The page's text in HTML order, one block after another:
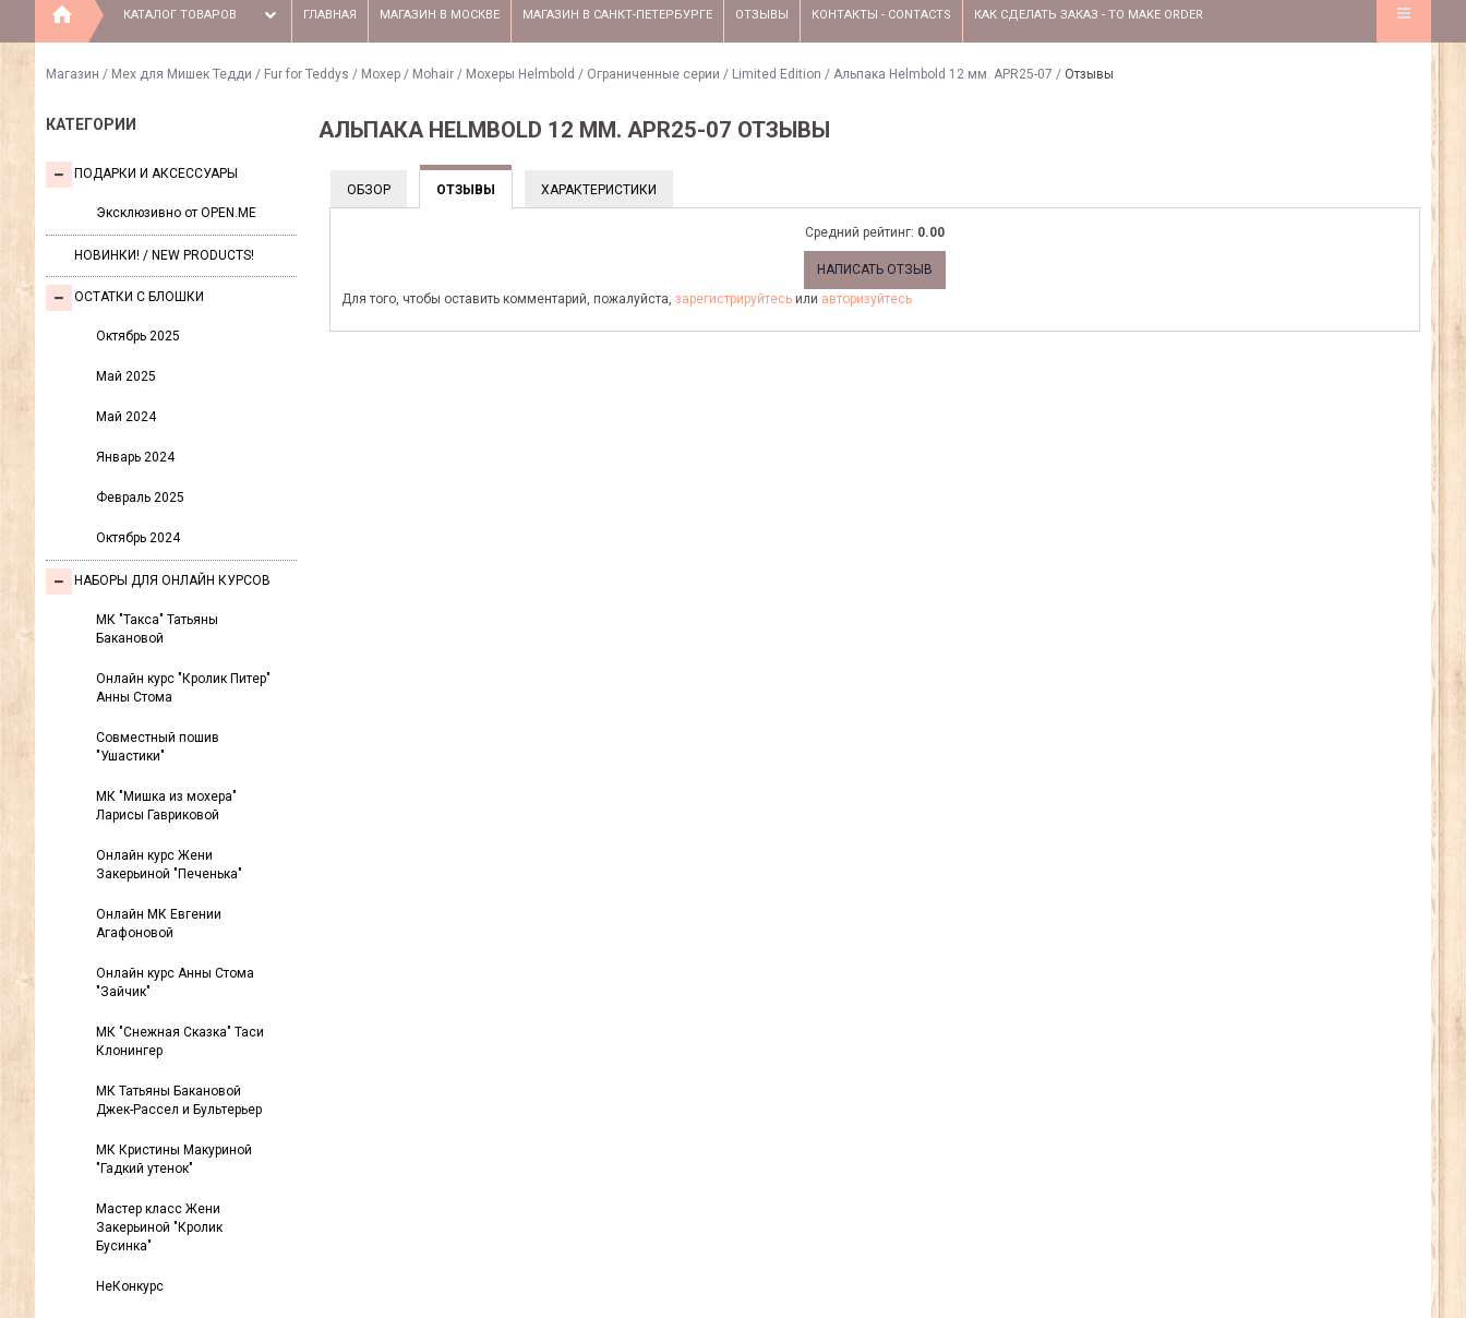
КАТАЛОГ ТОВАРОВ ГЛАВНАЯ МАГАЗИН В МОСКВЕ МАГАЗИН В САНКТ-ПЕТЕРБУРГЕ ОТЗЫВЫ КОНТАКТЫ - CONTACTS КАК СДЕЛАТЬ ЗАКАЗ - TO MAKE ORDER
Магазин / Мех для Мишек Тедди / Fur for Teddys / Моxер / Mohair / Мохеры Helmbold / Ограниченные серии / Limited Edition / Альпака Helmbold 12 мм. APR25-07 / Отзывы
КАТЕГОРИИ
ПОДАРКИ И АКСЕССУАРЫ
Эксклюзивно от OPEN.ME
НОВИНКИ! / NEW PRODUCTS!
ОСТАТКИ С БЛОШКИ
Октябрь 2025
Май 2025
Май 2024
Январь 2024
Февраль 2025
Октябрь 2024
НАБОРЫ ДЛЯ ОНЛАЙН КУРСОВ
МК "Такса" Татьяны
Бакановой
Онлайн курс "Кролик Питер"
Анны Стома
Совместный пошив
"Ушастики"
МК "Мишка из мохера"
Ларисы Гавриковой
Онлайн курс Жени
Закерьиной "Печенька"
Онлайн МК Евгении
Агафоновой
Онлайн курс Анны Стома
"Зайчик"
МК "Снежная Сказка" Таси
Клонингер
МК Татьяны Бакановой
Джек-Рассел и Бультерьер
МК Кристины Макуриной
"Гадкий утенок"
Мастер класс Жени
Закерьиной "Кролик
Бусинка"
НеКонкурс
АЛЬПАКА HELMBOLD 12 ММ. APR25-07 ОТЗЫВЫ
ОБЗОР ОТЗЫВЫ ХАРАКТЕРИСТИКИ
Средний рейтинг: 0.00
НАПИСАТЬ ОТЗЫВ
Для того, чтобы оставить комментарий, пожалуйста, зарегистрируйтесь или авторизуйтесь